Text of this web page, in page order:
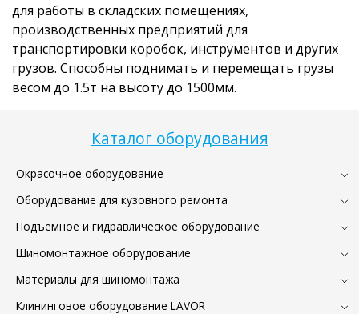
Каталог оборудования
Окрасочное оборудование
Оборудование для кузовного ремонта
Подъемное и гидравлическое оборудование
Шиномонтажное оборудование
Материалы для шиномонтажа
Клининговое оборудование LAVOR
для работы в складских помещениях,
производственных предприятий для
транспортировки коробок, инструментов и других
грузов. Способны поднимать и перемещать грузы
весом до 1.5т на высоту до 1500мм.